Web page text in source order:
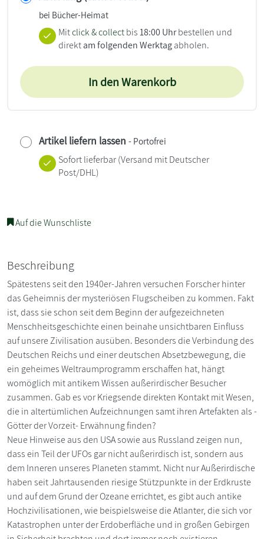
bei Bücher-Heimat
Mitclick & collect bis18:00 Uhrbestellen und
direktam folgenden Werktagabholen.
In den Warenkorb
Artikel liefern lassen - Portofrei
Sofort lieferbar(Versand mit Deutscher
Post/DHL)
Auf die Wunschliste
Beschreibung
Spätestens seit den 1940er-Jahren versuchen Forscher hinter
das Geheimnis der mysteriösen Flugscheiben zu kommen. Fakt
ist, dass sie schon seit dem Beginn der aufgezeichneten
Menschheitsgeschichte einen beinahe unsichtbaren Einfluss
auf unsere Zivilisation ausüben. Besonders die Verbindung des
Deutschen Reichs und einer deutschen Absetzbewegung, die
ein geheimes Weltraumprogramm erschaffen hat, hängt
womöglich mit antikem Wissen außerirdischer Besucher
zusammen. Gab es vor Kriegsende direkten Kontakt mit Wesen,
die in altertümlichen Aufzeichnungen samt ihren Artefakten als -
Götter der Vorzeit- Erwähnung finden?
Neue Hinweise aus den USA sowie aus Russland zeigen nun,
dass ein Teil der UFOs gar nicht außerirdisch ist, sondern aus
dem Inneren unseres Planeten stammt. Nicht nur Außerirdische
haben seit Jahrtausenden riesige Stützpunkte in der Erdkruste
und auf dem Grund der Ozeane errichtet, es gibt auch antike
Hochzivilisationen, wie beispielsweise die Atlanter, die sich vor
Katastrophen unter der Erdoberfläche und in großen Gebirgen